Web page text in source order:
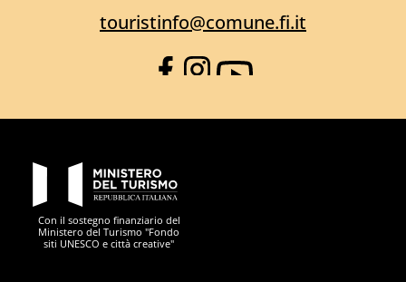
touristinfo@comune.fi.it
Facebook
Instagram
YouTube
Con il sostegno finanziario del
Ministero del Turismo "Fondo
siti UNESCO e città creative"